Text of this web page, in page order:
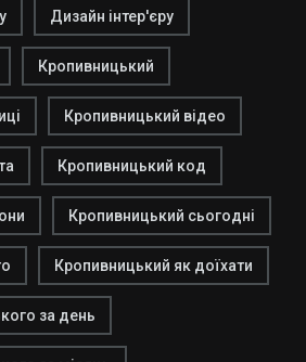
Дизайн інтер'єру
Кропивницький
Кропивницький відео
Кропивницький код
Кропивницький сьогодні
Кропивницький як доїхати
за день